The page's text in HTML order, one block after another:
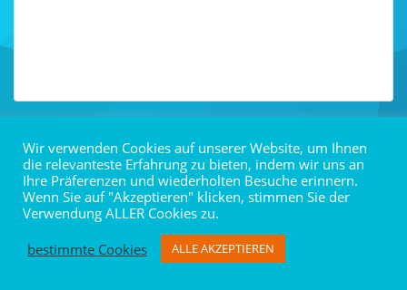
Wir verwenden Cookies auf unserer Website, um Ihnen
die relevanteste Erfahrung zu bieten, indem wir uns an
Ihre Präferenzen und wiederholten Besuche erinnern.
Wenn Sie auf "Akzeptieren" klicken, stimmen Sie der
Verwendung ALLER Cookies zu.
bestimmte Cookies
ALLE AKZEPTIEREN
Datenschutz Impressum Icons by icons8